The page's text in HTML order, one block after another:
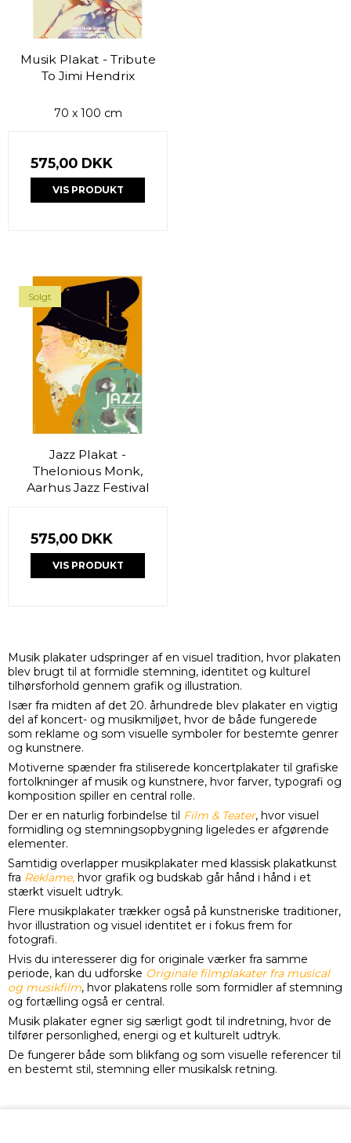
Musik Plakat - Tribute
To Jimi Hendrix
70 x 100 cm
575,00 DKK
VIS PRODUKT
Solgt
Jazz Plakat -
Thelonious Monk,
Aarhus Jazz Festival
575,00 DKK
VIS PRODUKT
Musik plakater udspringer af en visuel tradition, hvor plakaten
blev brugt til at formidle stemning, identitet og kulturel
tilhørsforhold gennem grafik og illustration.
Især fra midten af det 20. århundrede blev plakater en vigtig
del af koncert- og musikmiljøet, hvor de både fungerede
som reklame og som visuelle symboler for bestemte genrer
og kunstnere.
Motiverne spænder fra stiliserede koncertplakater til grafiske
fortolkninger af musik og kunstnere, hvor farver, typografi og
komposition spiller en central rolle.
Der er en naturlig forbindelse til Film & Teater, hvor visuel
formidling og stemningsopbygning ligeledes er afgørende
elementer.
Samtidig overlapper musikplakater med klassisk plakatkunst
fra Reklame, hvor grafik og budskab går hånd i hånd i et
stærkt visuelt udtryk.
Flere musikplakater trækker også på kunstneriske traditioner,
hvor illustration og visuel identitet er i fokus frem for
fotografi.
Hvis du interesserer dig for originale værker fra samme
periode, kan du udforske Originale filmplakater fra musical
og musikfilm, hvor plakatens rolle som formidler af stemning
og fortælling også er central.
Musik plakater egner sig særligt godt til indretning, hvor de
tilfører personlighed, energi og et kulturelt udtryk.
De fungerer både som blikfang og som visuelle referencer til
en bestemt stil, stemning eller musikalsk retning.